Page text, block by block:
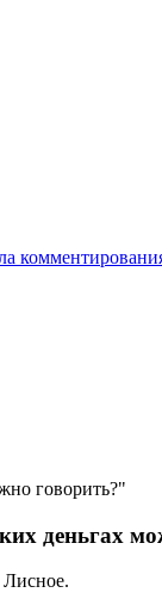
говорить?"
деньгах
Лисное.